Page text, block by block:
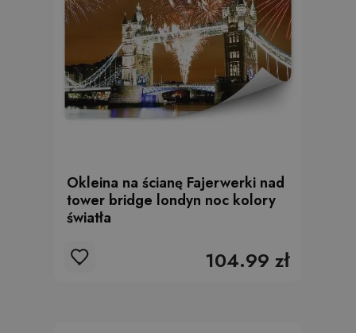
Okleina na ścianę Fajerwerki nad
tower bridge londyn noc kolory
światła
104.99 zł